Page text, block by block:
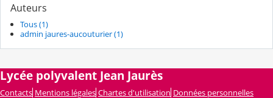
Auteurs
Tous (1)
admin jaures-aucouturier (1)
Lycée polyvalent Jean Jaurès
Contacts Mentions légales Chartes d'utilisation Données personnelles